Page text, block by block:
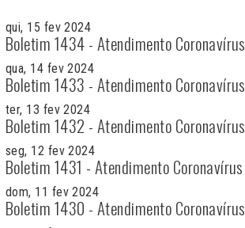
qui, 15 fev 2024
Boletim 1434 - Atendimento Coronavírus
qua, 14 fev 2024
Boletim 1433 - Atendimento Coronavírus
ter, 13 fev 2024
Boletim 1432 - Atendimento Coronavírus
seg, 12 fev 2024
Boletim 1431 - Atendimento Coronavírus
dom, 11 fev 2024
Boletim 1430 - Atendimento Coronavírus